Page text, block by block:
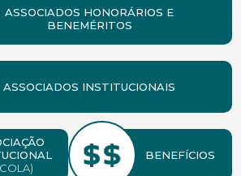
ASSOCIADOS HONORÁRIOS E
BENEMÉRITOS
ASSOCIADOS INSTITUCIONAIS
BENEFÍCIOS